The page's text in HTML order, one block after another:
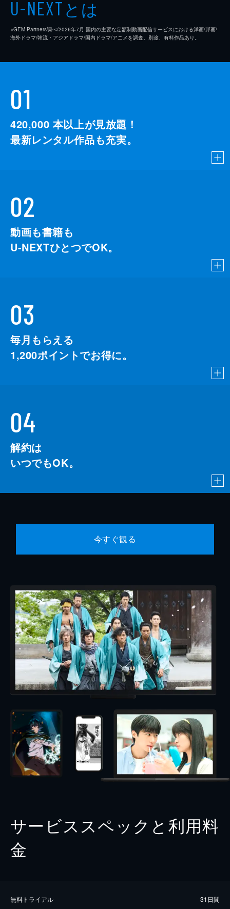
U-NEXTとは
※GEM Partners調べ/2026年7⽉ 国内の主要な定額制動画配信サービスにおける洋画/邦画/
海外ドラマ/韓流・アジアドラマ/国内ドラマ/アニメを調査。別途、有料作品あり。
01
420,000 本以上が見放題！
最新レンタル作品も充実。
02
動画も書籍も
U-NEXTひとつでOK。
03
毎月もらえる
1,200ポイントでお得に。
04
解約は
いつでもOK。
今すぐ観る
サービススペックと利用料
金
無料トライアル 31日間